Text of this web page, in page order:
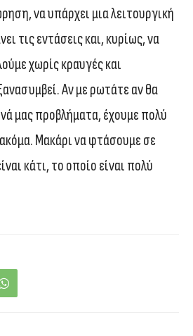
να υπάρχει μια λειτουργική
τις εντάσεις και, κυρίως, να
χωρίς κραυγές και
Αν με ρωτάτε αν θα
μας προβλήματα, έχουμε πολύ
Μακάρι να φτάσουμε σε
κάτι, το οποίο είναι πολύ